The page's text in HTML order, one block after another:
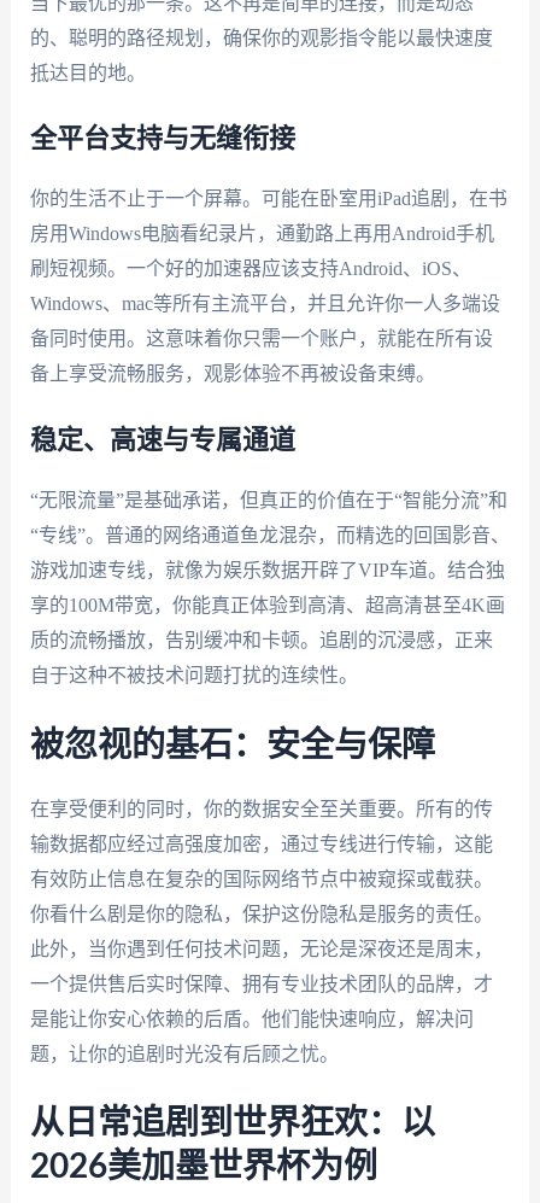
的、聪明的路径规划，确保你的观影指令能以最快速度
抵达目的地。
全平台支持与无缝衔接
你的生活不止于一个屏幕。可能在卧室用iPad追剧，在书
房用Windows电脑看纪录片，通勤路上再用Android手机
刷短视频。一个好的加速器应该支持Android、iOS、
Windows、mac等所有主流平台，并且允许你一人多端设
备同时使用。这意味着你只需一个账户，就能在所有设
备上享受流畅服务，观影体验不再被设备束缚。
稳定、高速与专属通道
“无限流量”是基础承诺，但真正的价值在于“智能分流”和
“专线”。普通的网络通道鱼龙混杂，而精选的回国影音、
游戏加速专线，就像为娱乐数据开辟了VIP车道。结合独
享的100M带宽，你能真正体验到高清、超高清甚至4K画
质的流畅播放，告别缓冲和卡顿。追剧的沉浸感，正来
自于这种不被技术问题打扰的连续性。
被忽视的基石：安全与保障
在享受便利的同时，你的数据安全至关重要。所有的传
输数据都应经过高强度加密，通过专线进行传输，这能
有效防止信息在复杂的国际网络节点中被窥探或截获。
你看什么剧是你的隐私，保护这份隐私是服务的责任。
此外，当你遇到任何技术问题，无论是深夜还是周末，
一个提供售后实时保障、拥有专业技术团队的品牌，才
是能让你安心依赖的后盾。他们能快速响应，解决问
题，让你的追剧时光没有后顾之忧。
从日常追剧到世界狂欢：以
2026美加墨世界杯为例